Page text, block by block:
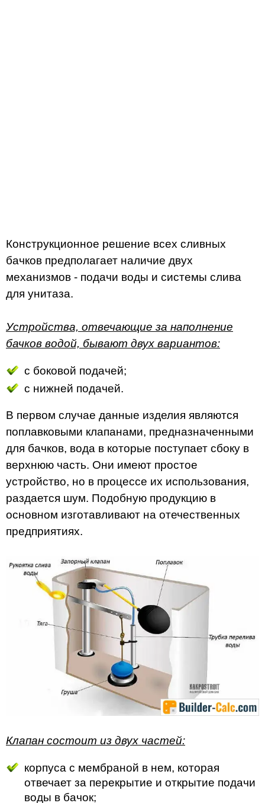
Конструкционное решение всех сливных
бачков предполагает наличие двух
механизмов - подачи воды и системы слива
для унитаза.
Устройства, отвечающие за наполнение
бачков водой, бывают двух вариантов:
с боковой подачей;
с нижней подачей.
В первом случае данные изделия являются
поплавковыми клапанами, предназначенными
для бачков, вода в которые поступает сбоку в
верхнюю часть. Они имеют простое
устройство, но в процессе их использования,
раздается шум. Подобную продукцию в
основном изготавливают на отечественных
предприятиях.
Клапан состоит из двух частей:
корпуса с мембраной в нем, которая
отвечает за перекрытие и открытие подачи
воды в бачок;